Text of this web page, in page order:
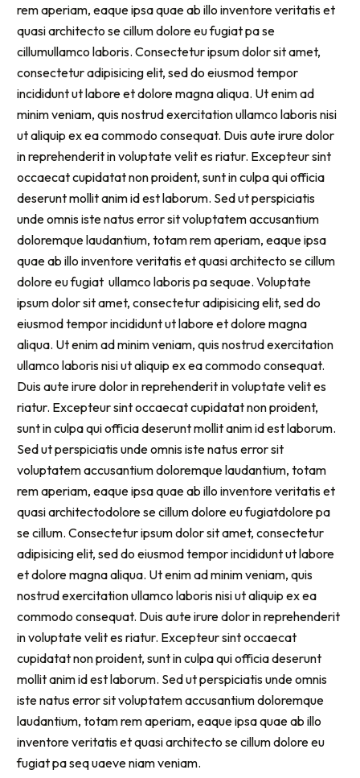
rem aperiam, eaque ipsa quae ab illo inventore veritatis et
quasi architecto se cillum dolore eu fugiat pa se
cillumullamco laboris. Consectetur ipsum dolor sit amet,
consectetur adipisicing elit, sed do eiusmod tempor
incididunt ut labore et dolore magna aliqua. Ut enim ad
minim veniam, quis nostrud exercitation ullamco laboris nisi
ut aliquip ex ea commodo consequat. Duis aute irure dolor
in reprehenderit in voluptate velit es riatur. Excepteur sint
occaecat cupidatat non proident, sunt in culpa qui officia
deserunt mollit anim id est laborum. Sed ut perspiciatis
unde omnis iste natus error sit voluptatem accusantium
doloremque laudantium, totam rem aperiam, eaque ipsa
quae ab illo inventore veritatis et quasi architecto se cillum
dolore eu fugiat ullamco laboris pa sequae. Voluptate
ipsum dolor sit amet, consectetur adipisicing elit, sed do
eiusmod tempor incididunt ut labore et dolore magna
aliqua. Ut enim ad minim veniam, quis nostrud exercitation
ullamco laboris nisi ut aliquip ex ea commodo consequat.
Duis aute irure dolor in reprehenderit in voluptate velit es
riatur. Excepteur sint occaecat cupidatat non proident,
sunt in culpa qui officia deserunt mollit anim id est laborum.
Sed ut perspiciatis unde omnis iste natus error sit
voluptatem accusantium doloremque laudantium, totam
rem aperiam, eaque ipsa quae ab illo inventore veritatis et
quasi architectodolore se cillum dolore eu fugiatdolore pa
se cillum. Consectetur ipsum dolor sit amet, consectetur
adipisicing elit, sed do eiusmod tempor incididunt ut labore
et dolore magna aliqua. Ut enim ad minim veniam, quis
nostrud exercitation ullamco laboris nisi ut aliquip ex ea
commodo consequat. Duis aute irure dolor in reprehenderit
in voluptate velit es riatur. Excepteur sint occaecat
cupidatat non proident, sunt in culpa qui officia deserunt
mollit anim id est laborum. Sed ut perspiciatis unde omnis
iste natus error sit voluptatem accusantium doloremque
laudantium, totam rem aperiam, eaque ipsa quae ab illo
inventore veritatis et quasi architecto se cillum dolore eu
fugiat pa seq uaeve niam veniam.